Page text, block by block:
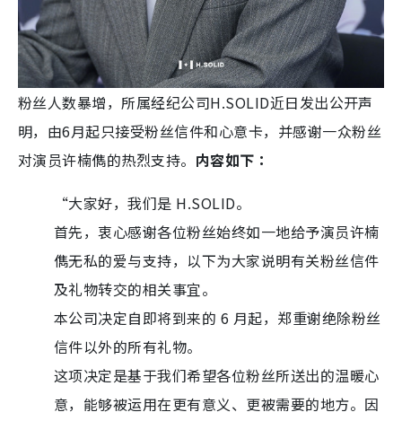
粉丝人数暴增，所属经纪公司H.SOLID近日发出公开声
明，由6月起只接受粉丝信件和心意卡，并感谢一众粉丝
对演员许楠儁的热烈支持。 内容如下：
“大家好，我们是 H.SOLID。
首先，衷心感谢各位粉丝始终如一地给予演员许楠
儁无私的爱与支持，以下为大家说明有关粉丝信件
及礼物转交的相关事宜。
本公司决定自即将到来的 6 月起，郑重谢绝除粉丝
信件以外的所有礼物。
这项决定是基于我们希望各位粉丝所送出的温暖心
意，能够被运用在更有意义、更被需要的地方。因